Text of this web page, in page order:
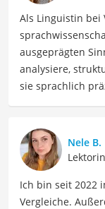
Als Linguistin bei
ausgeprägten
analysiere,
sie sprachlich
beschäftige ich
und
meinen
Nele B.
Ich bin seit 2022
Vergleiche.